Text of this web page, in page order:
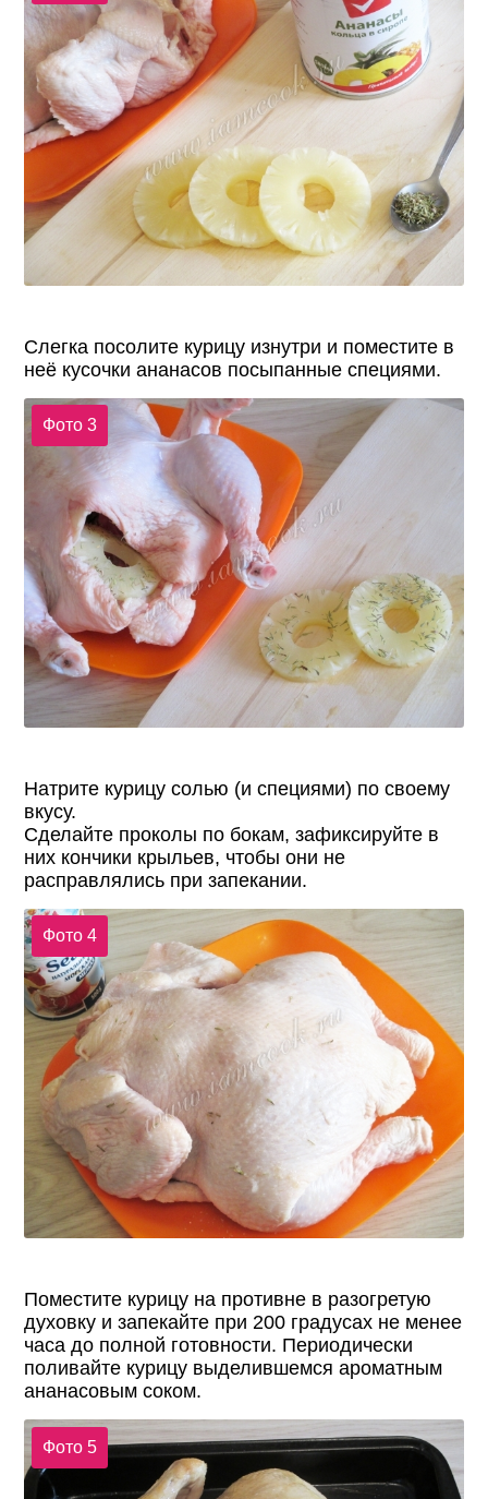
Слегка посолите курицу изнутри и поместите в
неё кусочки ананасов посыпанные специями.
Фото 3
Натрите курицу солью (и специями) по своему
вкусу.
Сделайте проколы по бокам, зафиксируйте в
них кончики крыльев, чтобы они не
расправлялись при запекании.
Фото 4
Поместите курицу на противне в разогретую
духовку и запекайте при 200 градусах не менее
часа до полной готовности. Периодически
поливайте курицу выделившемся ароматным
ананасовым соком.
Фото 5